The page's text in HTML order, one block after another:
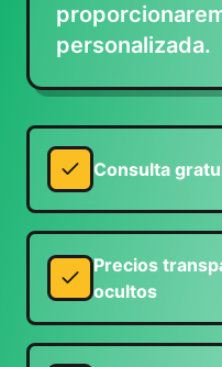
personalizada.
Consulta
Precios
ocultos